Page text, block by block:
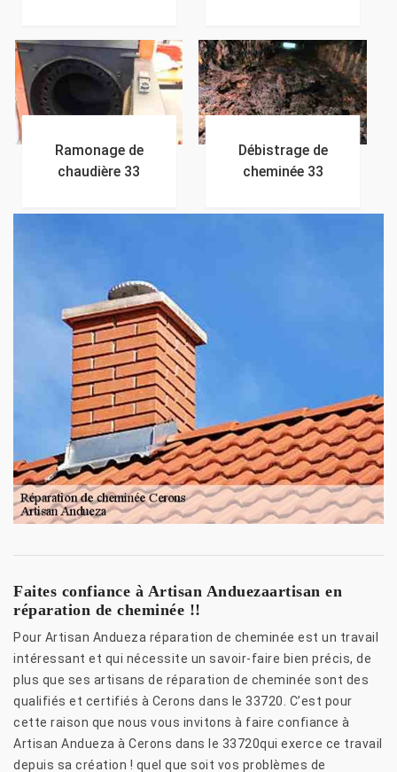
Ramonage de
chaudière 33
Débistrage de
cheminée 33
Faites confiance à Artisan Anduezaartisan en
réparation de cheminée !!
Pour Artisan Andueza réparation de cheminée est un travail
intéressant et qui nécessite un savoir-faire bien précis, de
plus que ses artisans de réparation de cheminée sont des
qualifiés et certifiés à Cerons dans le 33720. C’est pour
cette raison que nous vous invitons à faire confiance à
Artisan Andueza à Cerons dans le 33720qui exerce ce travail
depuis sa création ! quel que soit vos problèmes de